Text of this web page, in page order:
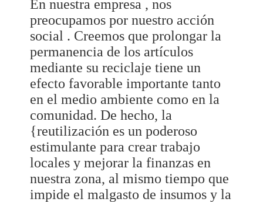
En nuestra empresa , nos
preocupamos por nuestro acción
social . Creemos que prolongar la
permanencia de los artículos
mediante su reciclaje tiene un
efecto favorable importante tanto
en el medio ambiente como en la
comunidad. De hecho, la
{reutilización es un poderoso
estimulante para crear trabajo
locales y mejorar la finanzas en
nuestra zona, al mismo tiempo que
impide el malgasto de insumos y la